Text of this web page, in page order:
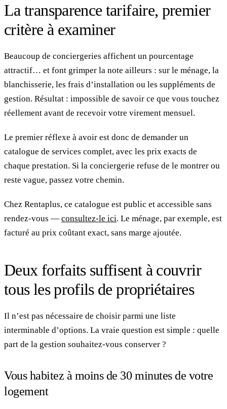
La transparence tarifaire, premier
critère à examiner
Beaucoup de conciergeries affichent un pourcentage
attractif… et font grimper la note ailleurs : sur le ménage, la
blanchisserie, les frais d’installation ou les suppléments de
gestion. Résultat : impossible de savoir ce que vous touchez
réellement avant de recevoir votre virement mensuel.
Le premier réflexe à avoir est donc de demander un
catalogue de services complet, avec les prix exacts de
chaque prestation. Si la conciergerie refuse de le montrer ou
reste vague, passez votre chemin.
Chez Rentaplus, ce catalogue est public et accessible sans
rendez-vous — consultez-le ici. Le ménage, par exemple, est
facturé au prix coûtant exact, sans marge ajoutée.
Deux forfaits suffisent à couvrir
tous les profils de propriétaires
Il n’est pas nécessaire de choisir parmi une liste
interminable d’options. La vraie question est simple : quelle
part de la gestion souhaitez-vous conserver ?
Vous habitez à moins de 30 minutes de votre
logement